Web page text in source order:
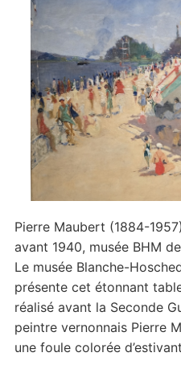
Pierre Maubert (1884-
avant 1940, musée BHM
Le musée Blanche-
présente cet étonnant
réalisé avant la Seconde
peintre vernonnais Pierre
une foule colorée